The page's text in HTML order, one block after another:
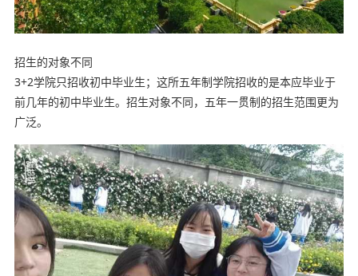
招生的对象不同
3+2学院只招收初中毕业生；这所五年制学院招收的是本应毕业于
前几年的初中毕业生。招生对象不同，五年一贯制的招生范围更为
广泛。